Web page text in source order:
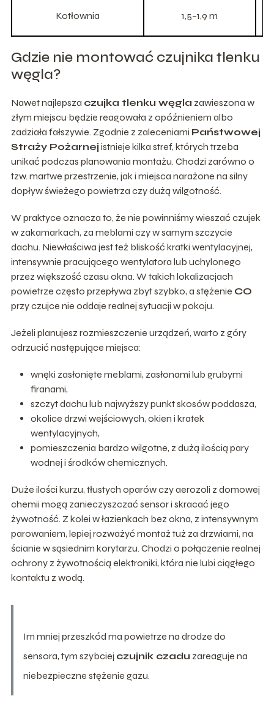
Kotłownia 1,5–1,9 m
Gdzie nie montować czujnika tlenku
węgla?
Nawet najlepsza czujka tlenku węgla zawieszona w
złym miejscu będzie reagowała z opóźnieniem albo
zadziała fałszywie. Zgodnie z zaleceniami Państwowej
Straży Pożarnej istnieje kilka stref, których trzeba
unikać podczas planowania montażu. Chodzi zarówno o
tzw. martwe przestrzenie, jak i miejsca narażone na silny
dopływ świeżego powietrza czy dużą wilgotność.
W praktyce oznacza to, że nie powinniśmy wieszać czujek
w zakamarkach, za meblami czy w samym szczycie
dachu. Niewłaściwa jest też bliskość kratki wentylacyjnej,
intensywnie pracującego wentylatora lub uchylonego
przez większość czasu okna. W takich lokalizacjach
powietrze często przepływa zbyt szybko, a stężenie CO
przy czujce nie oddaje realnej sytuacji w pokoju.
Jeżeli planujesz rozmieszczenie urządzeń, warto z góry
odrzucić następujące miejsca:
wnęki zasłonięte meblami, zasłonami lub grubymi
firanami,
szczyt dachu lub najwyższy punkt skosów poddasza,
okolice drzwi wejściowych, okien i kratek
wentylacyjnych,
pomieszczenia bardzo wilgotne, z dużą ilością pary
wodnej i środków chemicznych.
Duże ilości kurzu, tłustych oparów czy aerozoli z domowej
chemii mogą zanieczyszczać sensor i skracać jego
żywotność. Z kolei w łazienkach bez okna, z intensywnym
parowaniem, lepiej rozważyć montaż tuż za drzwiami, na
ścianie w sąsiednim korytarzu. Chodzi o połączenie realnej
ochrony z żywotnością elektroniki, która nie lubi ciągłego
kontaktu z wodą.
Im mniej przeszkód ma powietrze na drodze do
sensora, tym szybciej czujnik czadu zareaguje na
niebezpieczne stężenie gazu.